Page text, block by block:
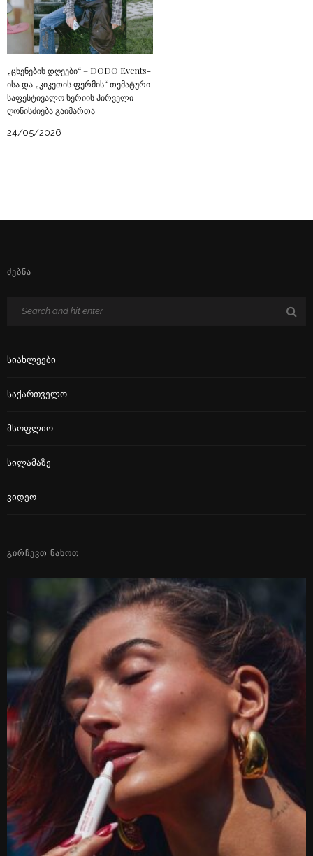
„ცხენების დღეები“ – DODO Events-
ისა და „კიკეთის ფერმის“ თემატური
საფესტივალო სერიის პირველი
ღონისძიება გაიმართა
24/05/2026
ᲫᲔᲑᲜᲐ
Სიახლეები
Საქართველო
Მსოფლიო
Სილამაზე
Ვიდეო
ᲒᲘᲠᲩᲔᲕᲗ ᲜᲐᲮᲝᲗ